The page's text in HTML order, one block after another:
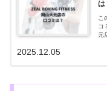
は
こ
コ
元
2025.12.05